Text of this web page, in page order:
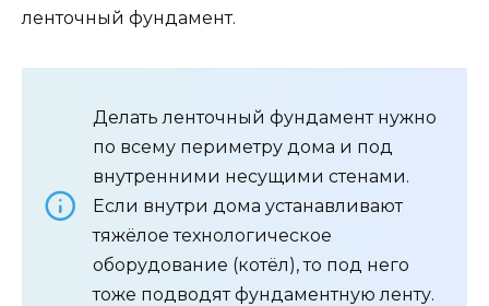
ленточный фундамент.
Делать ленточный фундамент нужно
по всему периметру дома и под
внутренними несущими стенами.
Если внутри дома устанавливают
тяжёлое технологическое
оборудование (котёл), то под него
тоже подводят фундаментную ленту.